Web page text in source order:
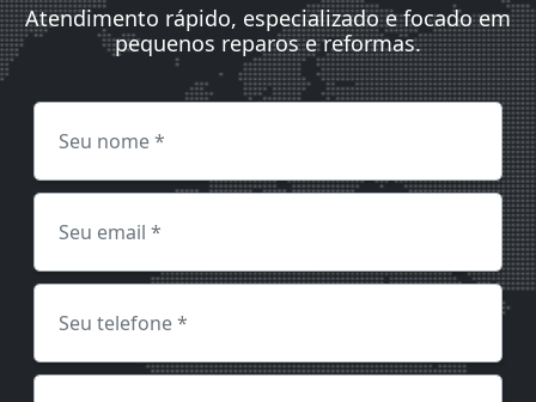
Atendimento rápido, especializado e focado em
pequenos reparos e reformas.